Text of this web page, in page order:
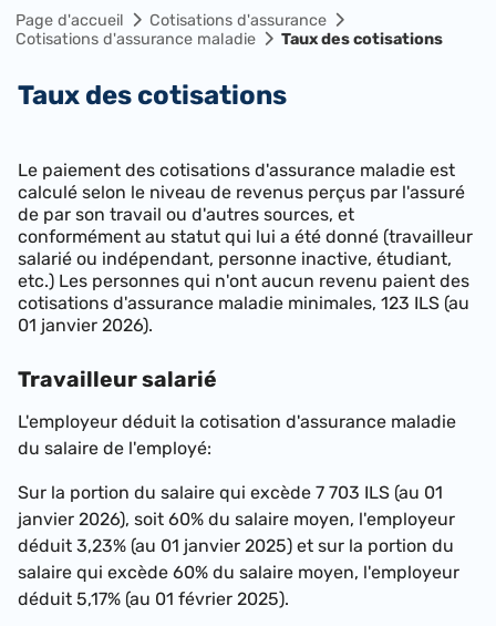
Page d'accueil
Cotisations d'assurance
Cotisations d'assurance maladie
Taux des cotisations
Taux des cotisations
Le paiement des cotisations d'assurance maladie est
calculé selon le niveau de revenus​ perçus par l'assuré
de par son travail ou d'autres sources, et
conformément au statut qui lui a été donné (travailleur
salarié ou indépendant, personne inactive, étudiant,
etc.) Les personnes qui n'ont aucun revenu paient des
cotisations d'assurance maladie minimales, 123 ILS (au
01 janvier 2026).
Travailleur salarié
L'employeur déduit la cotisation d'assurance maladie
du salaire de l'employé:
Sur la portion du salaire qui excède 7 703 ILS (au 01
janvier 2026), soit 60% du salaire moyen, l'employeur
déduit 3,23% (au 01 janvier 2025) et sur la portion du
salaire qui excède 60% du salaire moyen, l'employeur
déduit 5,17% (au 01 février 2025).